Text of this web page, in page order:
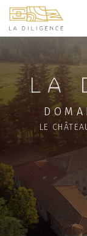
Aller
contenu
LE